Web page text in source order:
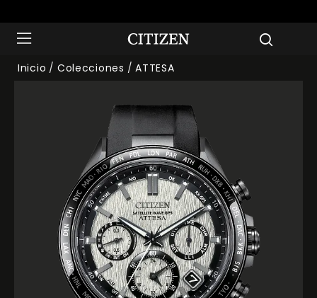
Inicio Colecciones ATTESA